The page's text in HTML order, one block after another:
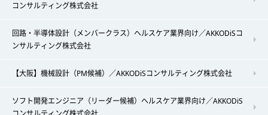
コンサルティング株式会社
回路・半導体設計（メンバークラス）ヘルスケア業界向け／AKKODiSコ
ンサルティング株式会社
【大阪】機械設計（PM候補）／AKKODiSコンサルティング株式会社
ソフト開発エンジニア（リーダー候補）ヘルスケア業界向け／AKKODiS